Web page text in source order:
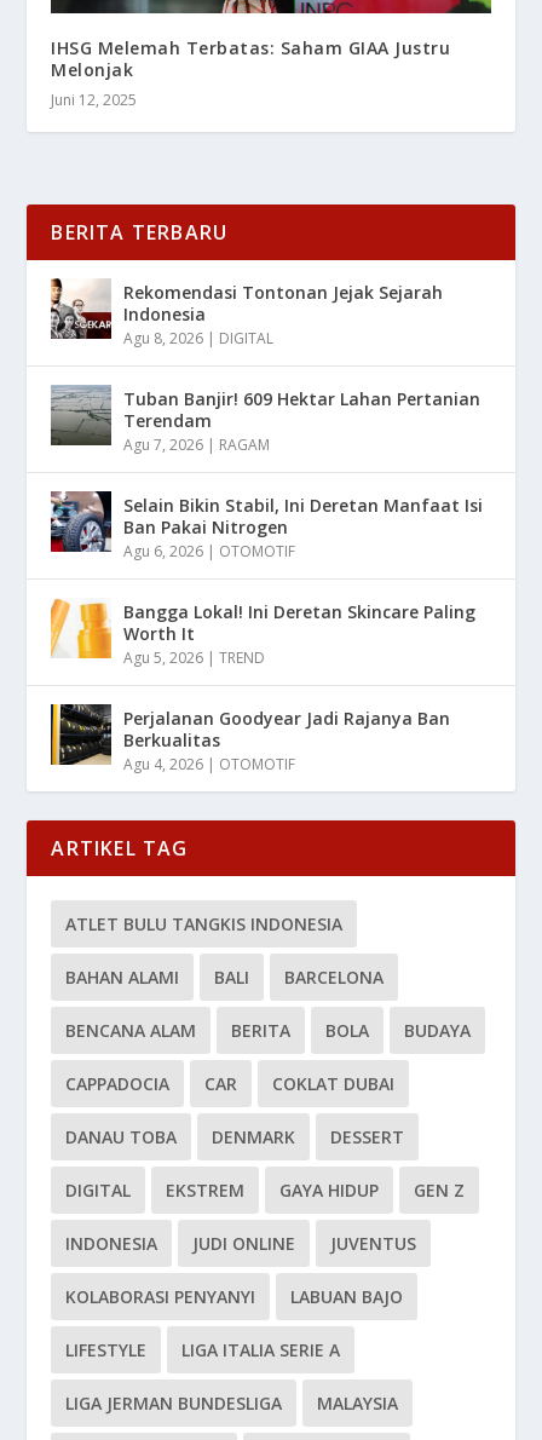
IHSG Melemah Terbatas: Saham GIAA Justru
Melonjak
Juni 12, 2025
BERITA TERBARU
Rekomendasi Tontonan Jejak Sejarah
Indonesia
Agu 8, 2026 | DIGITAL
Tuban Banjir! 609 Hektar Lahan Pertanian
Terendam
Agu 7, 2026 | RAGAM
Selain Bikin Stabil, Ini Deretan Manfaat Isi
Ban Pakai Nitrogen
Agu 6, 2026 | OTOMOTIF
Bangga Lokal! Ini Deretan Skincare Paling
Worth It
Agu 5, 2026 |TREND
Perjalanan Goodyear Jadi Rajanya Ban
Berkualitas
Agu 4, 2026 | OTOMOTIF
ARTIKEL TAG
ATLET BULU TANGKIS INDONESIA
BAHAN ALAMI BALI BARCELONA
BENCANA ALAM BERITA BOLA BUDAYA
CAPPADOCIA CAR COKLAT DUBAI
DANAU TOBA DENMARK DESSERT
DIGITAL EKSTREM GAYA HIDUP GEN Z
INDONESIA JUDI ONLINE JUVENTUS
KOLABORASI PENYANYI LABUAN BAJO
LIFESTYLE LIGA ITALIA SERIE A
LIGA JERMAN BUNDESLIGA MALAYSIA